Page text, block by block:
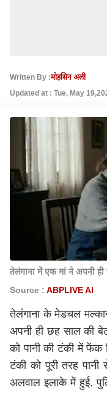
Written By :मोहसिन अली
Updated at : Tue, May
तेलंगाना में एक मां ने अपनी ही
Source : ABPLIVE AI
तेलंगाना के मेडचल
अपनी ही छह साल की
को पानी की टंकी में
टंकी को पूरी तरह
अलवाल इलाके में हुई.